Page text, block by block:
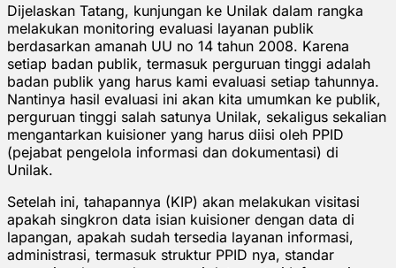
Dijelaskan Tatang, kunjungan ke Unilak dalam rangka
melakukan monitoring evaluasi layanan publik
berdasarkan amanah UU no 14 tahun 2008. Karena
setiap badan publik, termasuk perguruan tinggi adalah
badan publik yang harus kami evaluasi setiap tahunnya.
Nantinya hasil evaluasi ini akan kita umumkan ke publik,
perguruan tinggi salah satunya Unilak, sekaligus sekalian
mengantarkan kuisioner yang harus diisi oleh PPID
(pejabat pengelola informasi dan dokumentasi) di
Unilak.
Setelah ini, tahapannya (KIP) akan melakukan visitasi
apakah singkron data isian kuisioner dengan data di
lapangan, apakah sudah tersedia layanan informasi,
administrasi, termasuk struktur PPID nya, standar